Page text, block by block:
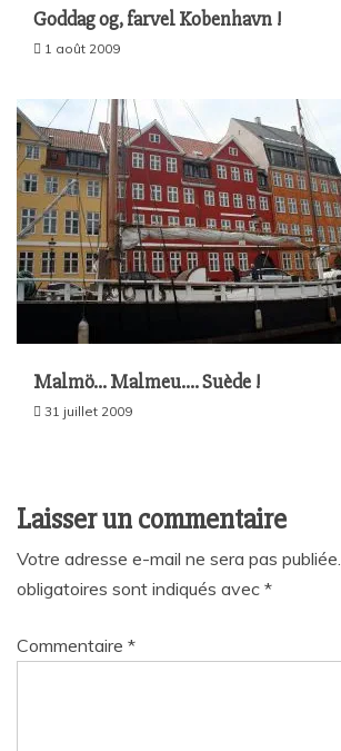
Goddag og, farvel Kobenhavn !
1 août 2009
Malmö… Malmeu…. Suède !
31 juillet 2009
Laisser un commentaire
Votre adresse e-mail ne sera pas publiée.
obligatoires sont indiqués avec *
Commentaire *